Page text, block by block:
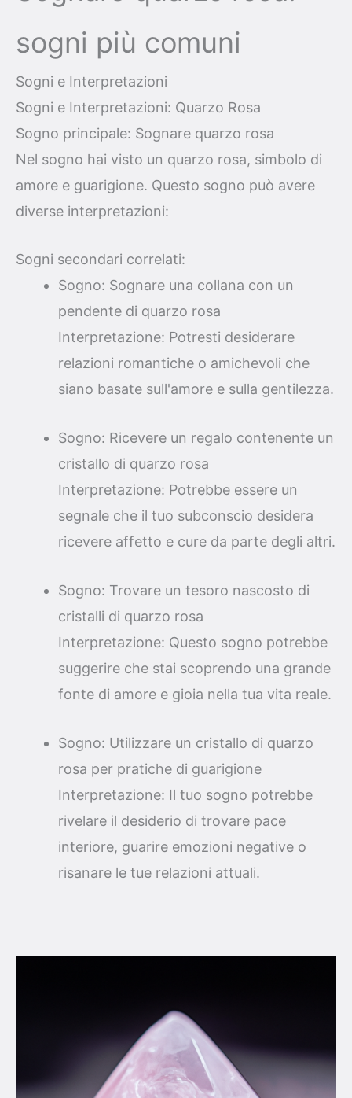
sogni più comuni
Sogni e Interpretazioni
Sogni e Interpretazioni: Quarzo Rosa
Sogno principale: Sognare quarzo rosa
Nel sogno hai visto un quarzo rosa, simbolo di
amore e guarigione. Questo sogno può avere
diverse interpretazioni:
Sogni secondari correlati:
Sogno: Sognare una collana con un
pendente di quarzo rosa
Interpretazione: Potresti desiderare
relazioni romantiche o amichevoli che
siano basate sull'amore e sulla gentilezza.
Sogno: Ricevere un regalo contenente un
cristallo di quarzo rosa
Interpretazione: Potrebbe essere un
segnale che il tuo subconscio desidera
ricevere affetto e cure da parte degli altri.
Sogno: Trovare un tesoro nascosto di
cristalli di quarzo rosa
Interpretazione: Questo sogno potrebbe
suggerire che stai scoprendo una grande
fonte di amore e gioia nella tua vita reale.
Sogno: Utilizzare un cristallo di quarzo
rosa per pratiche di guarigione
Interpretazione: Il tuo sogno potrebbe
rivelare il desiderio di trovare pace
interiore, guarire emozioni negative o
risanare le tue relazioni attuali.